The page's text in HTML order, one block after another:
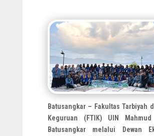
Batusangkar – Fakultas Tarbiyah
Keguruan (FTIK) UIN
Batusangkar melalui Dewan